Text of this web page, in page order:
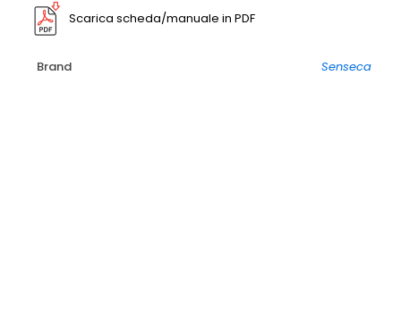
Scarica scheda/manuale in PDF
Brand Senseca